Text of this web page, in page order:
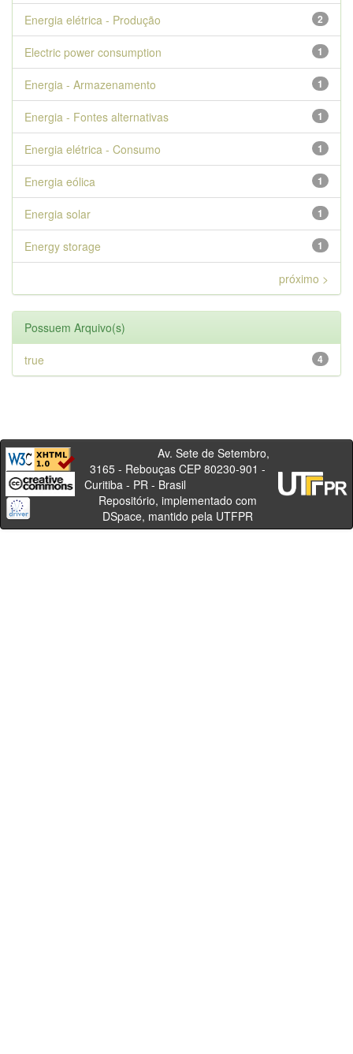
2
Energia elétrica - Produção
1
Electric power consumption
1
Energia - Armazenamento
1
Energia - Fontes alternativas
1
Energia elétrica - Consumo
1
Energia eólica
1
Energia solar
1
Energy storage
próximo >
Possuem Arquivo(s)
4
true
Av. Sete de Setembro,
3165 - Rebouças CEP 80230-901 -
Curitiba - PR - Brasil
Repositório, implementado com
DSpace, mantido pela UTFPR